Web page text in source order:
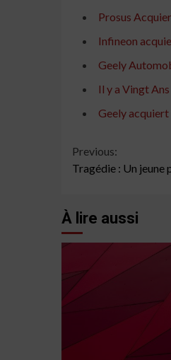
Prosus
Infineon
Geely
Il y a Vingt
Geely
Continue
Reading
Previous:
Tragédie : Un jeune
À lire aussi